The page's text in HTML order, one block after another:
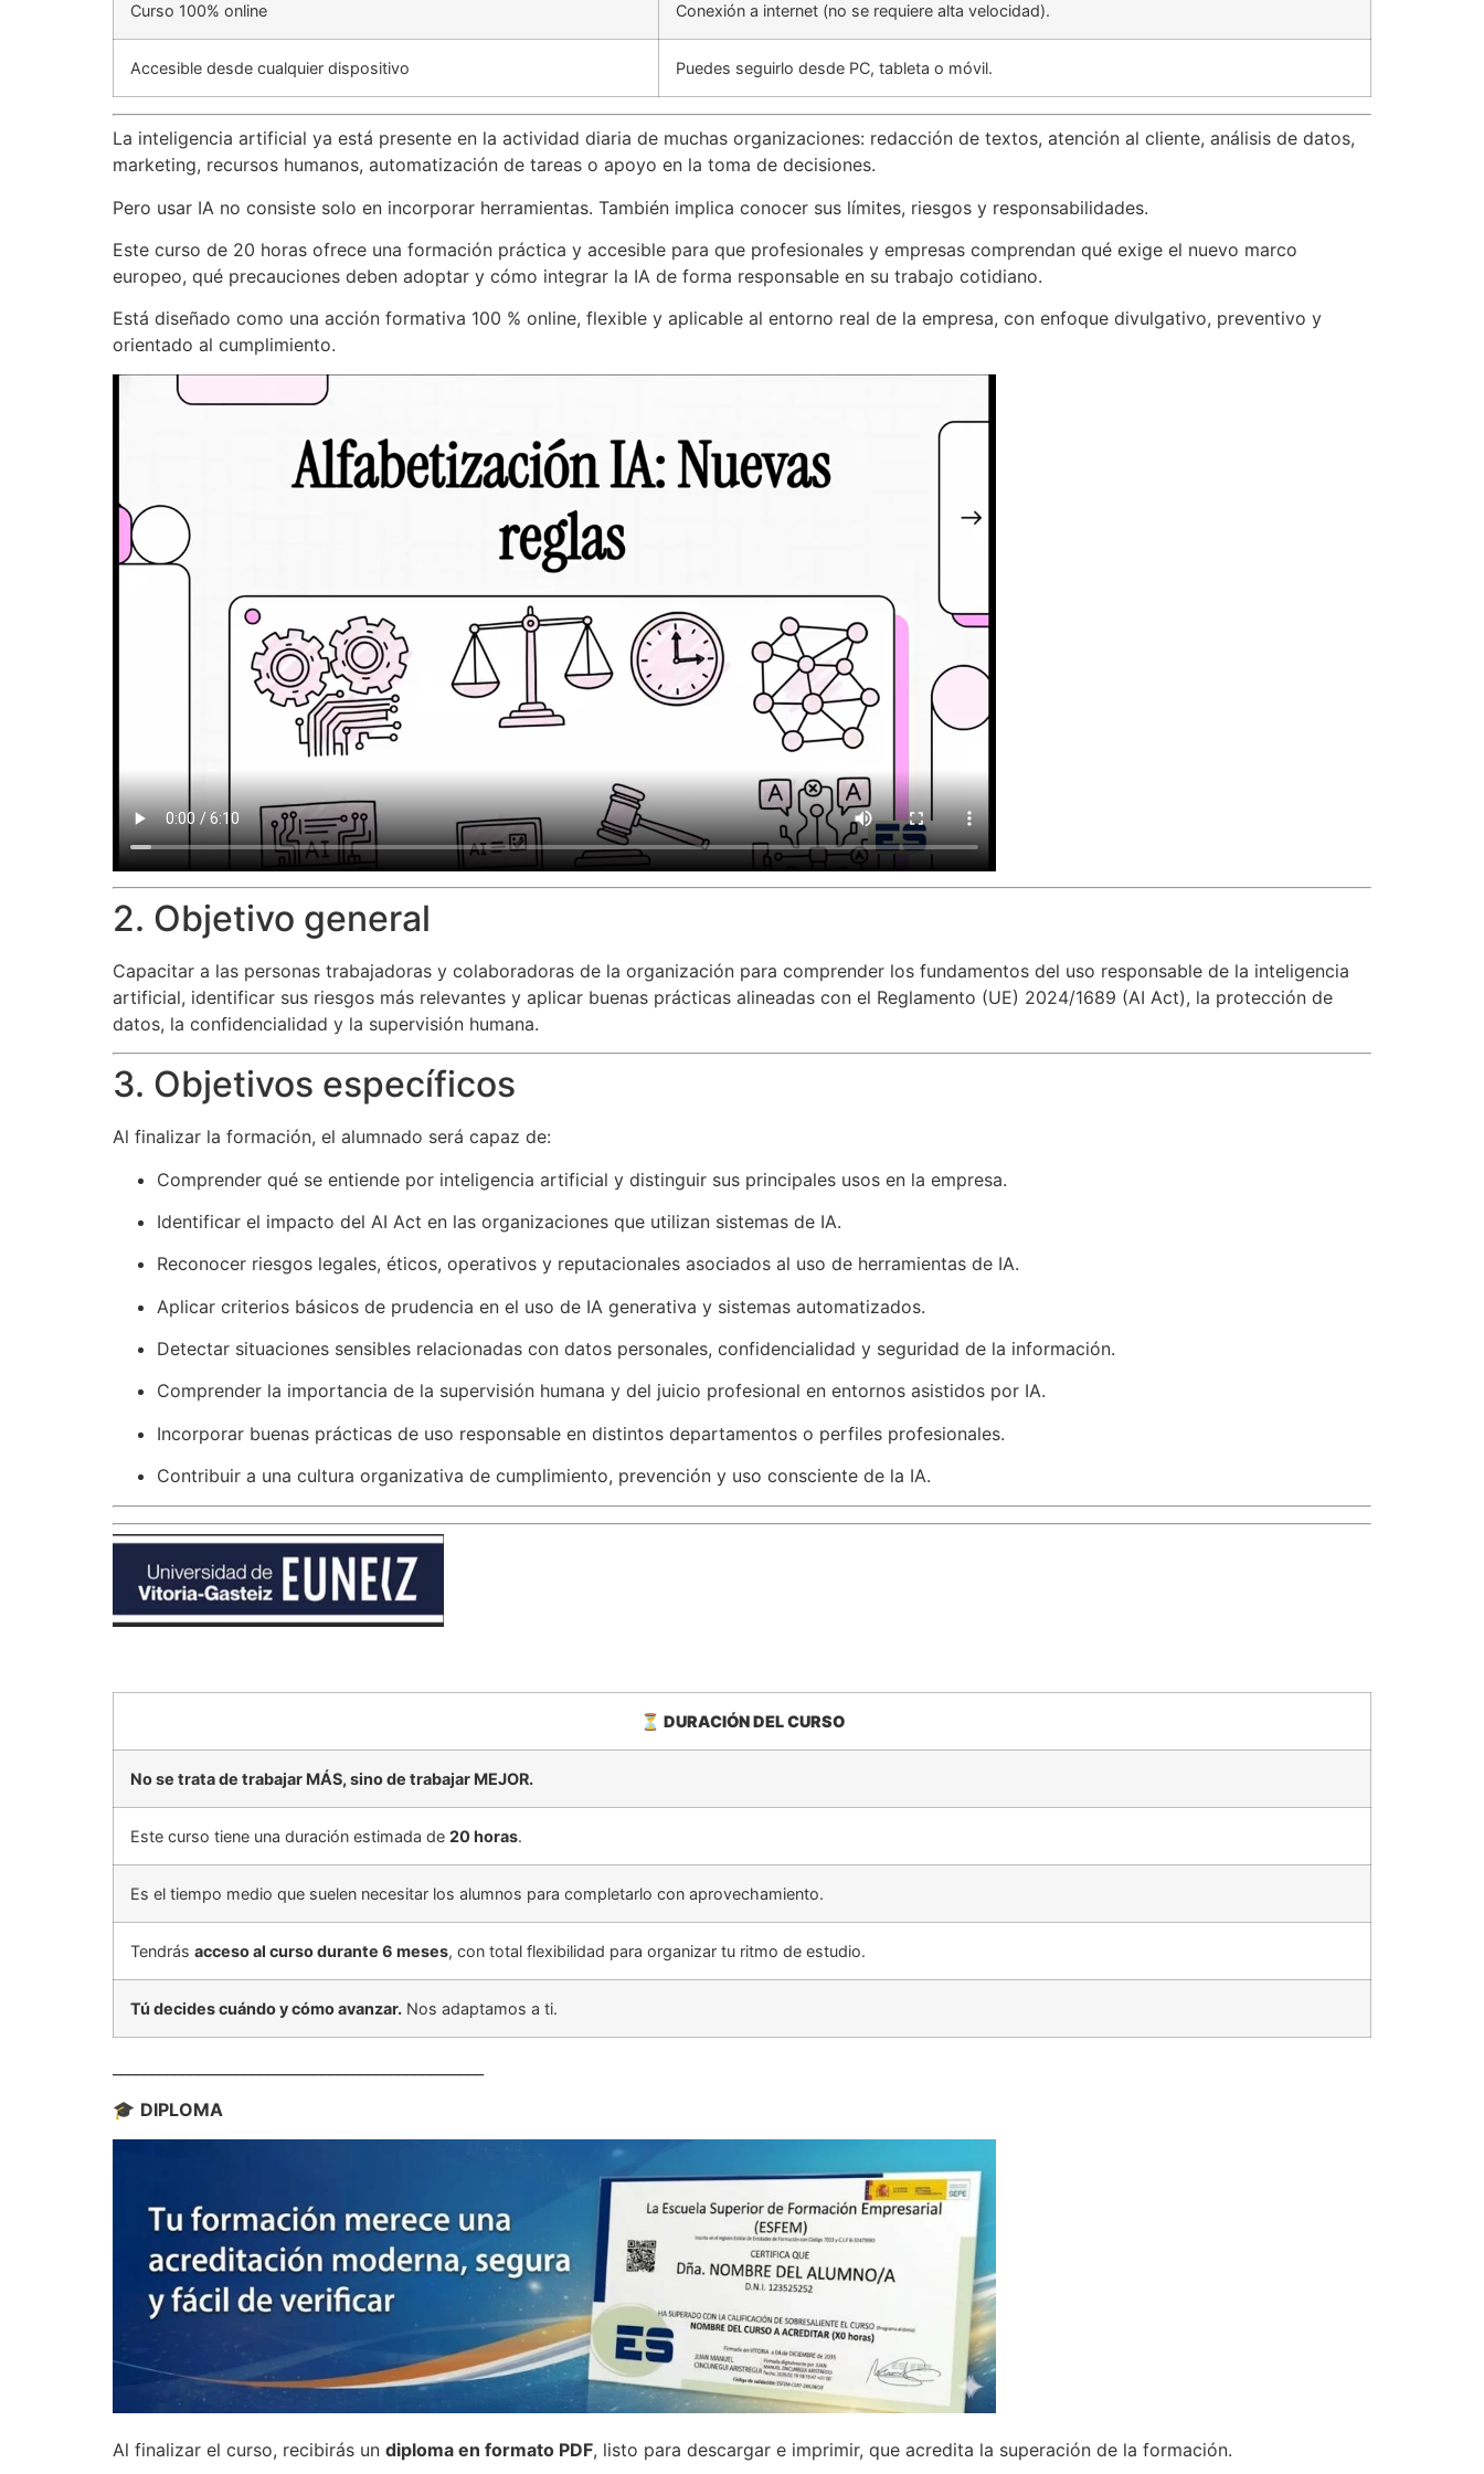
Curso 100% online Conexión a internet (no se requiere alta velocidad).
Accesible desde cualquier dispositivo Puedes seguirlo desde PC, tableta o móvil.
La inteligencia artificial ya está presente en la actividad diaria de muchas organizaciones: redacción de textos, atención al cliente, análisis de datos,
marketing, recursos humanos, automatización de tareas o apoyo en la toma de decisiones.
Pero usar IA no consiste solo en incorporar herramientas. También implica conocer sus límites, riesgos y responsabilidades.
Este curso de 20 horas ofrece una formación práctica y accesible para que profesionales y empresas comprendan qué exige el nuevo marco
europeo, qué precauciones deben adoptar y cómo integrar la IA de forma responsable en su trabajo cotidiano.
Está diseñado como una acción formativa 100 % online, flexible y aplicable al entorno real de la empresa, con enfoque divulgativo, preventivo y
orientado al cumplimiento.
2. Objetivo general
Capacitar a las personas trabajadoras y colaboradoras de la organización para comprender los fundamentos del uso responsable de la inteligencia
artificial, identificar sus riesgos más relevantes y aplicar buenas prácticas alineadas con el Reglamento (UE) 2024/1689 (AI Act), la protección de
datos, la confidencialidad y la supervisión humana.
3. Objetivos específicos
Al finalizar la formación, el alumnado será capaz de:
Comprender qué se entiende por inteligencia artificial y distinguir sus principales usos en la empresa.
Identificar el impacto del AI Act en las organizaciones que utilizan sistemas de IA.
Reconocer riesgos legales, éticos, operativos y reputacionales asociados al uso de herramientas de IA.
Aplicar criterios básicos de prudencia en el uso de IA generativa y sistemas automatizados.
Detectar situaciones sensibles relacionadas con datos personales, confidencialidad y seguridad de la información.
Comprender la importancia de la supervisión humana y del juicio profesional en entornos asistidos por IA.
Incorporar buenas prácticas de uso responsable en distintos departamentos o perfiles profesionales.
Contribuir a una cultura organizativa de cumplimiento, prevención y uso consciente de la IA.
⏳ DURACIÓN DEL CURSO
No se trata de trabajar MÁS, sino de trabajar MEJOR.
Este curso tiene una duración estimada de 20 horas.
Es el tiempo medio que suelen necesitar los alumnos para completarlo con aprovechamiento.
Tendrás acceso al curso durante 6 meses, con total flexibilidad para organizar tu ritmo de estudio.
Tú decides cuándo y cómo avanzar. Nos adaptamos a ti.
🎓 DIPLOMA
Al finalizar el curso, recibirás un diploma en formato PDF, listo para descargar e imprimir, que acredita la superación de la formación.